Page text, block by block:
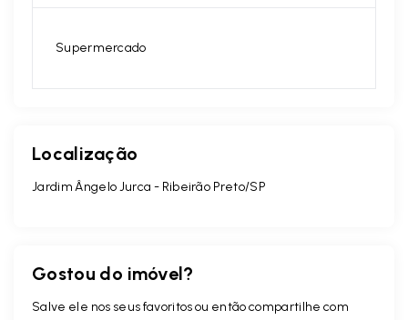
Supermercado
Localização
Jardim Ângelo Jurca - Ribeirão Preto/SP
Gostou do imóvel?
Salve ele nos seus favoritos ou então compartilhe com